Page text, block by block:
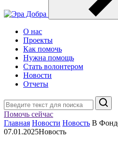
О нас
Проекты
Как помочь
Нужна помощь
Стать волонтером
Новости
Отчеты
Поиск
Помочь сейчас
Главная Новости Новость В
07.01.2025Новость